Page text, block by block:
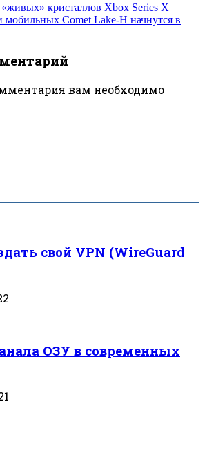
кристаллов Xbox Series X
мобильных Comet Lake-H начнутся в
вам необходимо
свой VPN (WireGuard
ОЗУ в современных